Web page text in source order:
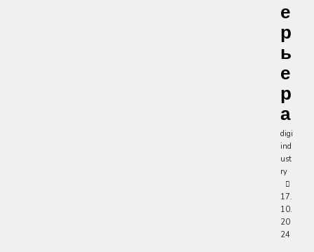
Е
Р
Ь
Е
Р
А
digi
ind
ust
ry
17.
10.
20
24